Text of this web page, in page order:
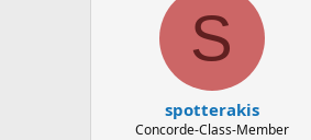
S
spotterakis
Concorde-Class-Member